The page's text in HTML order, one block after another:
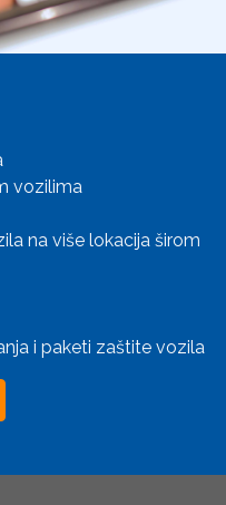
vozilima
na više lokacija širom
i paketi zaštite vozila